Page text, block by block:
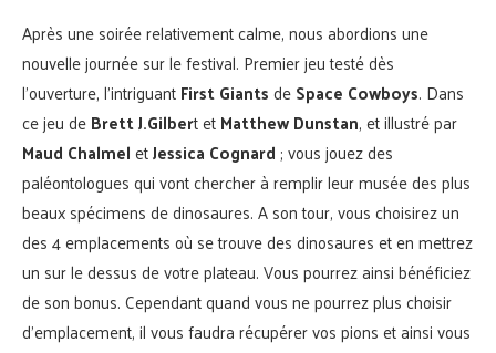
Après une soirée relativement calme, nous abordions une
nouvelle journée sur le festival. Premier jeu testé dès
l’ouverture, l’intriguantFirst GiantsdeSpace Cowboys. Dans
ce jeu deBrett J.Gilbert etMatthew Dunstan, et illustré par
Maud ChalmeletJessica Cognard ; vous jouez des
paléontologues qui vont chercher à remplir leur musée des plus
beaux spécimens de dinosaures. A son tour, vous choisirez un
des 4 emplacements où se trouve des dinosaures et en mettrez
un sur le dessus de votre plateau. Vous pourrez ainsi bénéficiez
de son bonus. Cependant quand vous ne pourrez plus choisir
d’emplacement, il vous faudra récupérer vos pions et ainsi vous